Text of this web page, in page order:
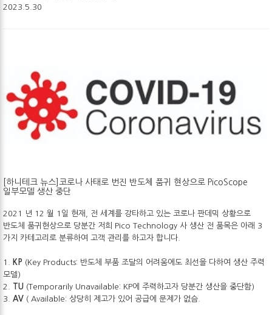
2023.5.30
[하니테크 뉴스]코로나 사태로 번진 반도체 품귀 현상으로 PicoScope
일부모델 생산 중단
2021 년 12 월 1일 현재, 전 세계를 강타하고 있는 코로나 판데믹 상황으로
반도체 품귀현상으로 당분간 저희 Pico Technology 사 생산 전 품목은 아래 3
가지 카테고리로 분류하여 고객 관리를 하고자 합니다.
1. KP (Key Products: 반도체 부품 조달의 어려움에도 최선을 다하여 생산 주력
모델)
2.
TU (Temporarily Unavailable: KP에 주력하고자 당분간 생산을 중단함)
3. AV ( Available: 상당히 제고가 있어 공급에 문제가 없슴.